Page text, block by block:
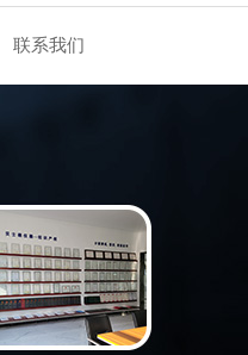
联系我们